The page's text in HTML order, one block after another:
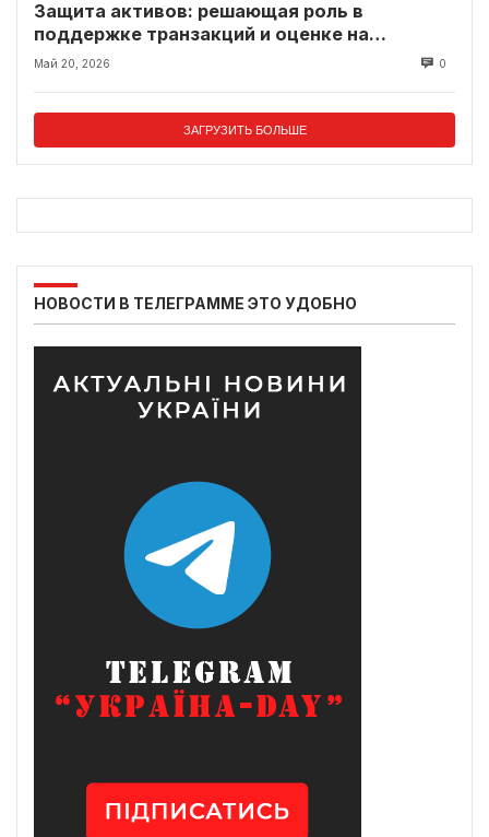
Защита активов: решающая роль в
поддержке транзакций и оценке на
современном рынке
Май 20, 2026 0
ЗАГРУЗИТЬ БОЛЬШЕ
НОВОСТИ В ТЕЛЕГРАММЕ ЭТО УДОБНО